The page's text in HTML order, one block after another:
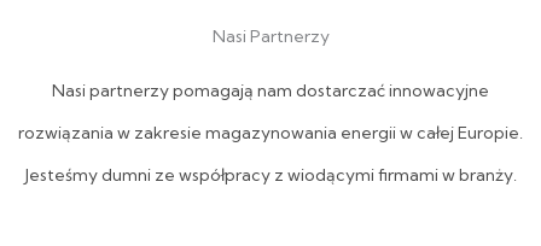
Nasi Partnerzy
Nasi partnerzy pomagają nam dostarczać innowacyjne
rozwiązania w zakresie magazynowania energii w całej Europie.
Jesteśmy dumni ze współpracy z wiodącymi firmami w branży.